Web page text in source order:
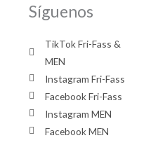
Síguenos
TikTok Fri-Fass &
MEN
Instagram Fri-Fass
Facebook Fri-Fass
Instagram MEN
Facebook MEN